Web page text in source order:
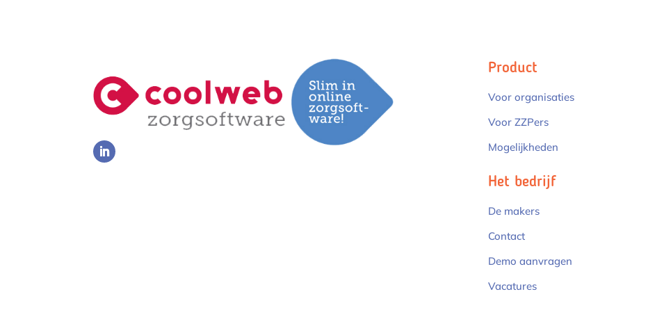
Product
Voor organisaties
Voor ZZPers
Mogelijkheden
Het bedrijf
De makers
Contact
Demo aanvragen
Vacatures